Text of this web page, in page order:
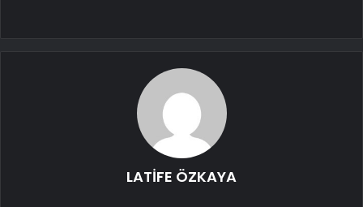
LATİFE ÖZKAYA